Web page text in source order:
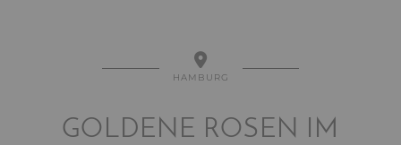
HAMBURG
GOLDENE ROSEN IM